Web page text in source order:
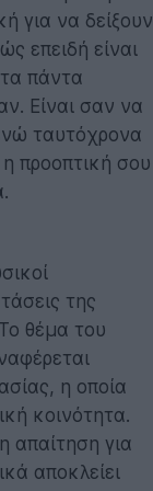
για να δείξουν
επειδή είναι
πάντα
Είναι σαν να
ταυτόχρονα
προοπτική σου
της
θέμα του
η οποία
κοινότητα.
απαίτηση για
αποκλείει